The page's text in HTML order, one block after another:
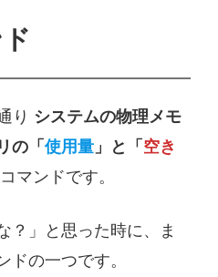
り システムの物理メモ
の「使用量 」と「空き
コマンドです。
？」と思った時に、ま
ドの一つです。